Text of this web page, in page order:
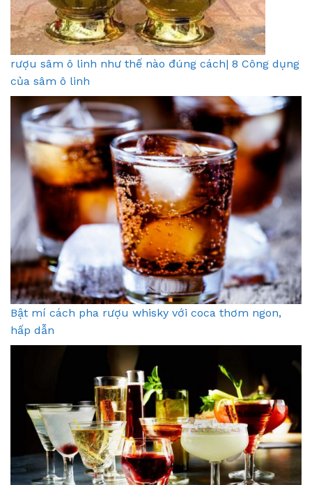
rượu sâm ô linh như thế nào đúng cách| 8 Công dụng
của sâm ô linh
Bật mí cách pha rượu whisky với coca thơm ngon,
hấp dẫn